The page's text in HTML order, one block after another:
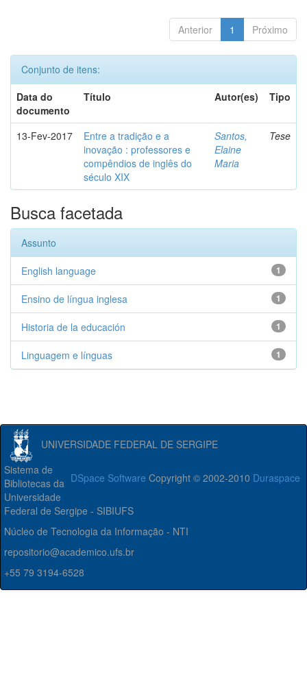
Anterior 1 Próximo
Conjunto de itens:
Data do
documento
Título Autor(es) Tipo
13-Fev-2017
Entre a tradição e a
inovação : professores e
compêndios de inglês do
século XIX
Santos,
Elaine
Maria
Tese
Busca facetada
Assunto
1
English language
1
Ensino de língua inglesa
1
Historia de la educación
1
Linguagem e línguas
UNIVERSIDADE FEDERAL DE SERGIPE
DSpace Software Copyright © 2002-2010 Duraspace
Sistema de
Bibliotecas da
Universidade
Federal de Sergipe - SIBIUFS
Núcleo de Tecnologia da Informação - NTI
repositorio@academico.ufs.br
+55 79 3194-6528